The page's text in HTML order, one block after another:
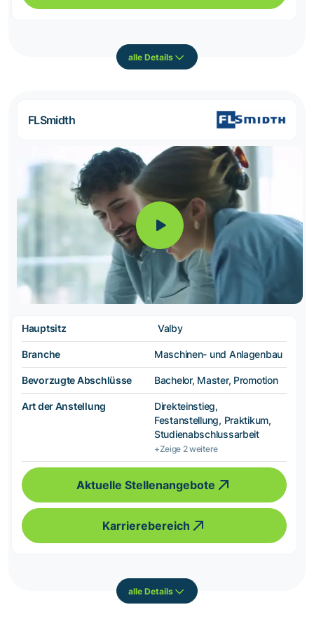
alle Details
FLSmidth
Hauptsitz Valby
Branche Maschinen- und Anlagenbau
Bevorzugte Abschlüsse Bachelor, Master, Promotion
Art der Anstellung
Direkteinstieg,
Festanstellung, Praktikum,
Studienabschlussarbeit
+Zeige 2 weitere
Aktuelle Stellenangebote
Karrierebereich
alle Details